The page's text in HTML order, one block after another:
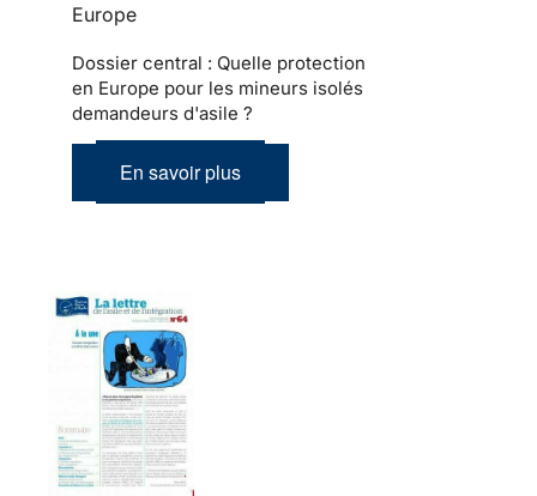
Europe
Dossier central : Quelle protection
en Europe pour les mineurs isolés
demandeurs d'asile ?
En savoir plus